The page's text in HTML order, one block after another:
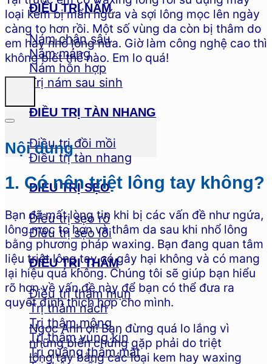
ĐIỀU TRỊ NÁM
Nám chân sâu
Nám mảng
Nám hỗn hợp
Trị nám sau sinh
ĐIỀU TRỊ TÀN NHANG
Điều trị đồi mồi
Điều trị tàn nhang
ĐIỀU TRỊ SẸO
Điều trị sẹo rỗ
Điều trị sẹo lồi
ĐIỀU TRỊ THÂM
Điều trị thâm mụn
Trị thâm nách
Trị thâm mông
Trị thâm vùng kín
Trị quầng thâm mắt
loại kem bị mẩn ngứa và sợi lông mọc lên ngày
càng to hơn rồi. Một số vùng da còn bị thâm do
em hay nhổ lông nữa. Giờ làm công nghệ cao thì
không biết thế nào. Em lo quá!
Nội dung
1. Có nên triệt lông tay không?
Bạn đã mất lòng tin khi bị các vấn đề như ngứa,
lông mọc to hơn và thâm da sau khi nhổ lông
bằng phương pháp waxing. Bạn đang quan tâm
liệu triệt lông tay có gây hại không và có mang
lại hiệu quả không. Chúng tôi sẽ giúp bạn hiểu
rõ hơn về vấn đề này để bạn có thể đưa ra
quyết định thích hợp cho mình.
Ngọc Anh ơi! Bạn đừng quá lo lắng vì
những biến chứng gặp phải do triệt
lông tay bằng các loại kem hay waxing